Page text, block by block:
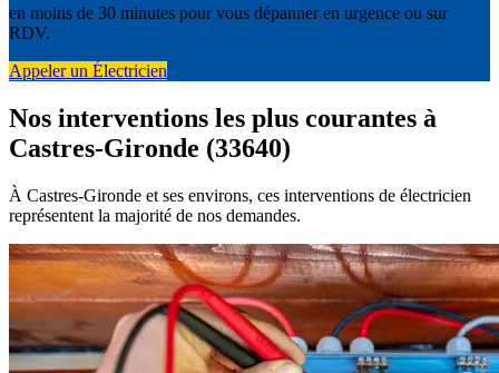
en moins de 30 minutes pour vous dépanner en urgence ou sur
RDV.
Appeler un Électricien
Nos interventions les plus courantes à
Castres-Gironde (33640)
À Castres-Gironde et ses environs, ces interventions de électricien
représentent la majorité de nos demandes.